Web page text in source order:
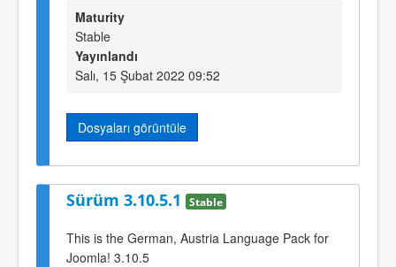
Maturity
Stable
Yayınlandı
Salı, 15 Şubat 2022 09:52
Dosyaları görüntüle
Sürüm 3.10.5.1 Stable
This is the German, Austria Language Pack for
Joomla! 3.10.5